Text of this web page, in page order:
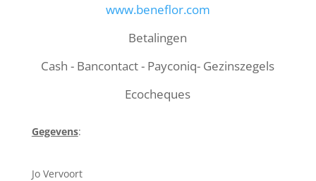
www.beneflor.com
Betalingen
Cash - Bancontact - Payconiq- Gezinszegels
Ecocheques
Gegevens:
Jo Vervoort